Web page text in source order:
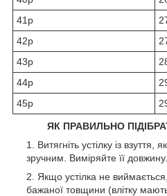
41р
42р
43р
44р
45р
ЯК ПРАВИЛЬНО
Витягніть устілку із
зручним. Виміряйте її довжину.
Якщо устілка не
бажаної товщини (влітку